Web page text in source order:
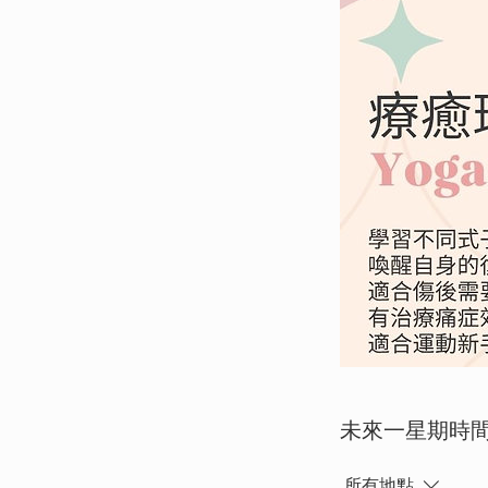
未來一星期時